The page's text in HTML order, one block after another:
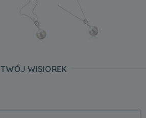
TWÓJ WISIOREK